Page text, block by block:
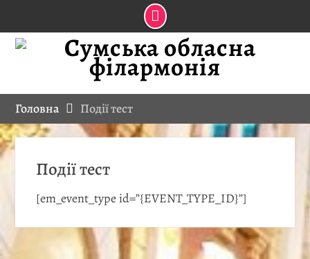
Skip
Головна Події тест
Події тест
[em_event_type id=”{EVENT_TYPE_ID}”]